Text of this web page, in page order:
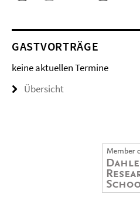
GASTVORTRÄGE
keine aktuellen Termine
Übersicht